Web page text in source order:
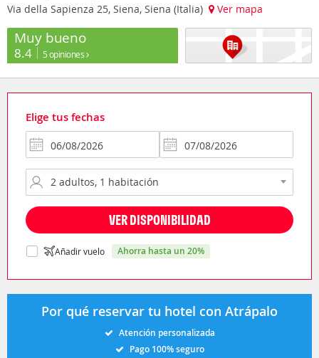
Via della Sapienza 25, Siena, Siena (Italia) Ver mapa
Muy bueno
8.4 5 opiniones
Elige tus fechas
VER DISPONIBILIDAD
Añadir vuelo ahorra hasta un 20%
Por qué reservar tu hotel con Atrápalo
Atención personalizada
Pago 100% seguro